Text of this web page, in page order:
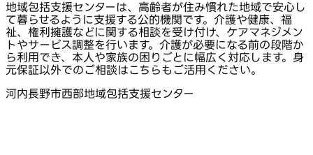
地域包括支援センターは、高齢者が住み慣れた地域で安心し
て暮らせるように支援する公的機関です。介護や健康、福
祉、権利擁護などに関する相談を受け付け、ケアマネジメン
トやサービス調整を行います。介護が必要になる前の段階か
ら利用でき、本人や家族の困りごとに幅広く対応します。身
元保証以外でのご相談はこちらもご活用ください。
河内長野市西部地域包括支援センター